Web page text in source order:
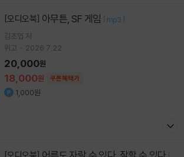
[오디오북] 아무튼, SF 게임 [ mp3 ]
김초엽 저
위고
2026.7.22.
18,000원 쿠폰혜택가
20,000원
1,000원
[